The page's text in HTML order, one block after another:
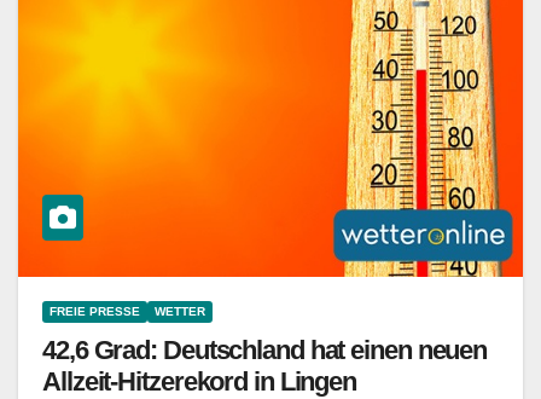
FREIE PRESSE WETTER
42,6 Grad: Deutschland hat einen neuen
Allzeit-Hitzerekord in Lingen